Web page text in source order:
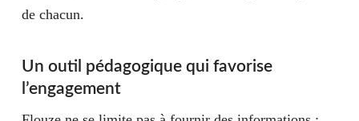
de chacun.
Un outil pédagogique qui favorise
l’engagement